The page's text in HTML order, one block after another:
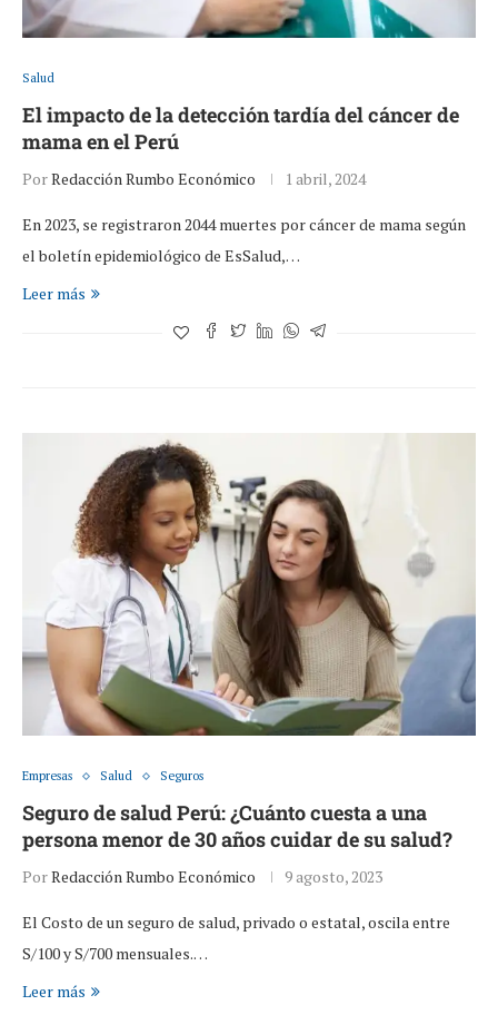
Salud
El impacto de la detección tardía del cáncer de
mama en el Perú
PorRedacción Rumbo Económico 1 abril, 2024
En 2023, se registraron 2044 muertes por cáncer de mama según
el boletín epidemiológico de EsSalud,…
Leer más
Empresas Salud Seguros
Seguro de salud Perú: ¿Cuánto cuesta a una
persona menor de 30 años cuidar de su salud?
PorRedacción Rumbo Económico 9 agosto, 2023
El Costo de un seguro de salud, privado o estatal, oscila entre
S/100 y S/700 mensuales.…
Leer más